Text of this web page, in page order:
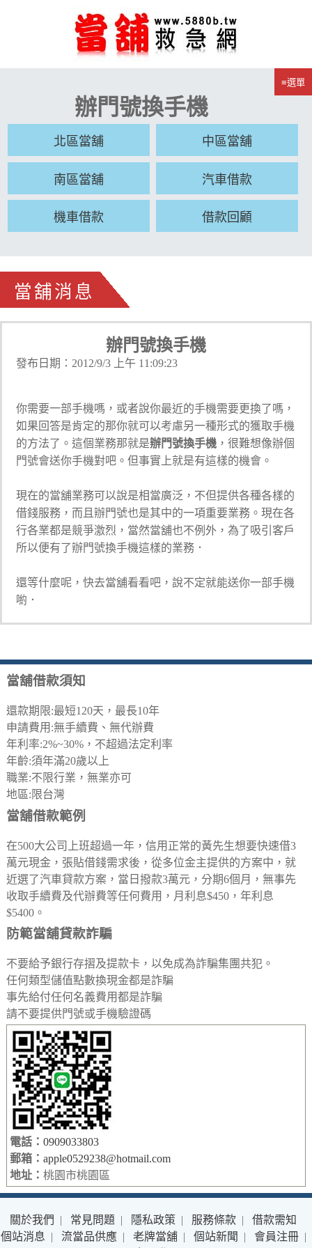
≡選單
辦門號換手機
北區當舖 中區當舖
南區當舖 汽車借款
機車借款 借款回顧
當舖消息
辦門號換手機
發布日期：2012/9/3 上午 11:09:23
你需要一部手機嗎，或者說你最近的手機需要更換了嗎，
如果回答是肯定的那你就可以考慮另一種形式的獲取手機
的方法了。這個業務那就是辦門號換手機 ，很難想像辦個
門號會送你手機對吧。但事實上就是有這樣的機會。
現在的當舖業務可以說是相當廣泛，不但提供各種各樣的
借錢服務，而且辦門號也是其中的一項重要業務。現在各
行各業都是競爭激烈，當然當舖也不例外，為了吸引客戶
所以便有了辦門號換手機這樣的業務．
還等什麼呢，快去當舖看看吧，說不定就能送你一部手機
喲．
當舖借款須知
還款期限:最短120天，最長10年
申請費用:無手續費、無代辦費
年利率:2%~30%，不超過法定利率
年齡:須年滿20歲以上
職業:不限行業，無業亦可
地區:限台灣
當舖借款範例
在500大公司上班超過一年，信用正常的黃先生想要快速借3
萬元現金，張貼借錢需求後，從多位金主提供的方案中，就
近選了汽車貸款方案，當日撥款3萬元，分期6個月，無事先
收取手續費及代辦費等任何費用，月利息$450，年利息
$5400。
防範當舖貸款詐騙
不要給予銀行存摺及提款卡，以免成為詐騙集團共犯。
任何類型儲值點數換現金都是詐騙
事先給付任何名義費用都是詐騙
請不要提供門號或手機驗證碼
電話：0909033803
郵箱：apple0529238@hotmail.com
地址：桃園市桃園區
關於我們 | 常見問題 | 隱私政策 | 服務條款 | 借款需知
個站消息 | 流當品供應| 老牌當舖| 個站新聞 | 會員注冊|